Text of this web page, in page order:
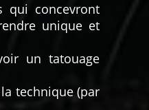
qui concevront
unique et
un tatouage
technique (par